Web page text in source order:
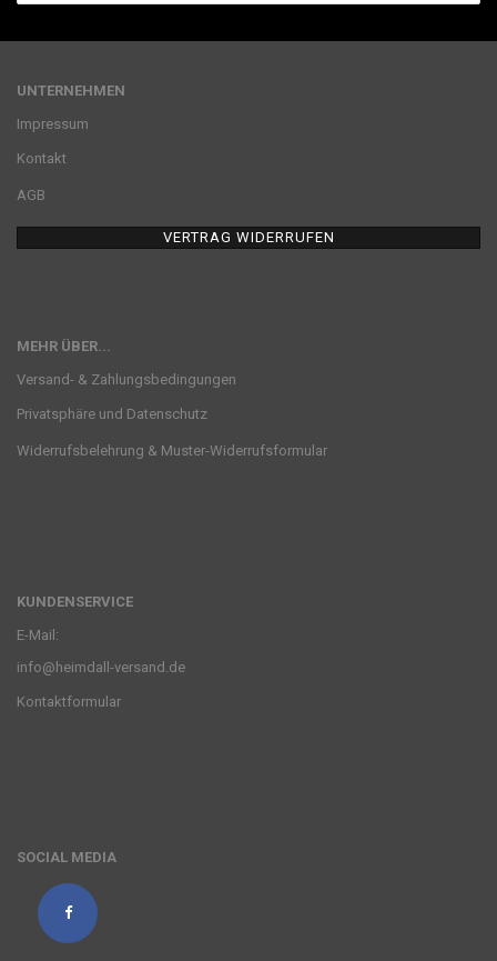
UNTERNEHMEN
Impressum
Kontakt
AGB
VERTRAG WIDERRUFEN
MEHR ÜBER...
Versand- & Zahlungsbedingungen
Privatsphäre und Datenschutz
Widerrufsbelehrung & Muster-Widerrufsformular
KUNDENSERVICE
E-Mail:
info@heimdall-versand.de
Kontaktformular
SOCIAL MEDIA